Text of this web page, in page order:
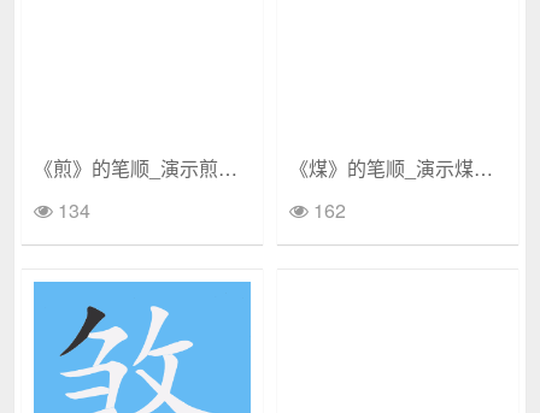
《煎》的笔顺_演示煎的笔顺及煎字的笔画顺序
134
《煤》的笔顺_演示煤的笔顺及煤字的笔画顺序
162